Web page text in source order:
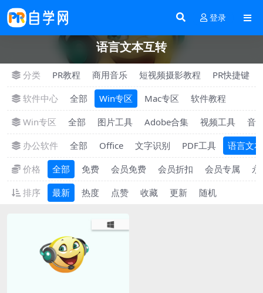
登录
语言文本互转
分类 PR教程 商用音乐 短视频摄影教程 PR快捷键
软件中心
全部 Win专区 Mac专区
软件教程
Win专区
全部 图片工具 Adobe合集 视频工具
音
办公软件
全部 Office 文字识别 PDF工具
语言文
价格
全部 免费 会员免费 会员折扣 会员专属
排序
最新 热度 点赞 收藏 更新 随机